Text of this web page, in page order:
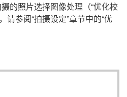
的照片选择图像处理（“优化校
请参阅“拍摄设定”章节中的“优